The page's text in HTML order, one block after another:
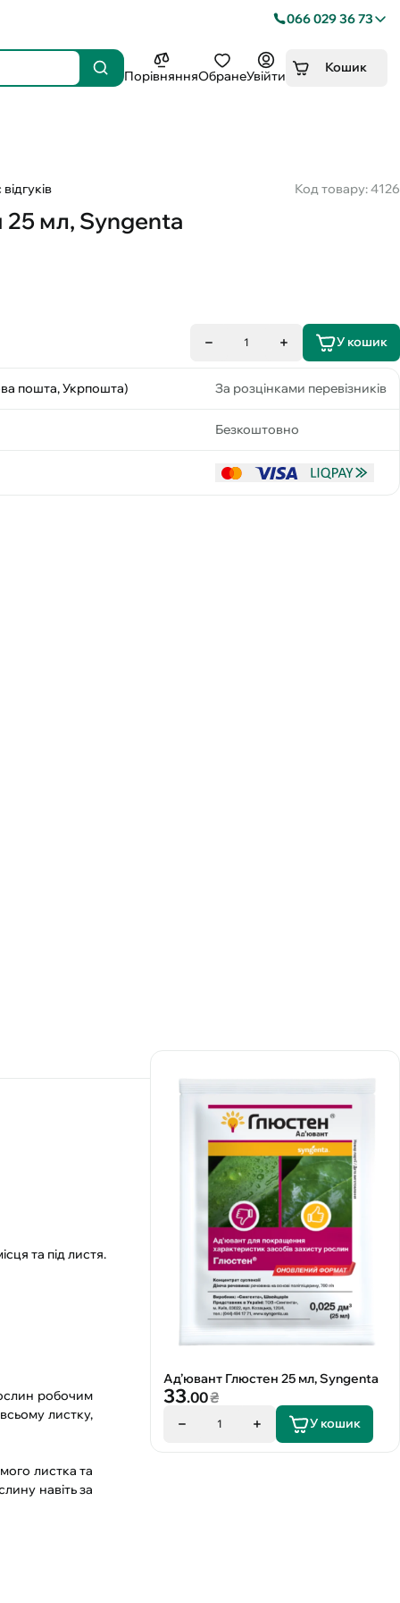
066 029 36 73
ПорівнянняОбранеУвійти
Кошик
Код товару: 4126
25 мл, Syngenta
1 У кошик
пошта, Укрпошта) За розцінками перевізників
Безкоштовно
та під листя.
робочим
листку,
листка та
навіть за
Ад’ювант Глюстен 25 мл, Syngenta
33.00₴
1 У кошик